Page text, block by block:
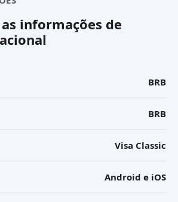
informações de
BRB
BRB
Visa Classic
Android e iOS